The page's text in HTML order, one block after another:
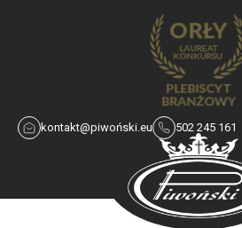
kontakt@piwoński.eu 502 245 161